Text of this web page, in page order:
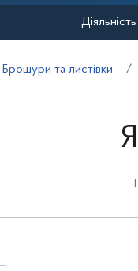
Діяльність
Брошури та листівки